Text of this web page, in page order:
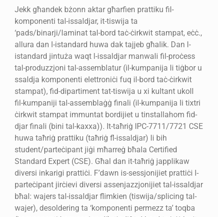
Jekk għandek bżonn aktar għarfien prattiku fil-
komponenti tal-issaldjar, it-tiswija ta
‘pads/binarji/laminat tal-bord taċ-ċirkwit stampat, eċċ.,
allura dan l-istandard huwa dak tajjeb għalik. Dan l-
istandard jintuża waqt l-issaldjar manwali fil-proċess
tal-produzzjoni tal-assemblatur (il-kumpanija li tiġbor u
ssaldja komponenti elettroniċi fuq il-bord taċ-ċirkwit
stampat), fid-dipartiment tat-tiswija u xi kultant ukoll
fil-kumpaniji tal-assemblaġġ finali (il-kumpanija li tixtri
ċirkwit stampat immuntat bordijiet u tinstallahom fid-
djar finali (bini tal-kaxxa)). It-taħriġ IPC-7711/7721 CSE
huwa taħriġ prattiku (taħriġ fl-issaldjar) li bih
student/parteċipant jiġi mħarreġ bħala Certified
Standard Expert (CSE). Għal dan it-taħriġ japplikaw
diversi inkarigi prattiċi. F’dawn is-sessjonijiet prattiċi l-
parteċipant jirċievi diversi assenjazzjonijiet tal-issaldjar
bħal: wajers tal-issaldjar flimkien (tiswija/splicing tal-
wajer), desoldering ta ‘komponenti permezz ta’ toqba